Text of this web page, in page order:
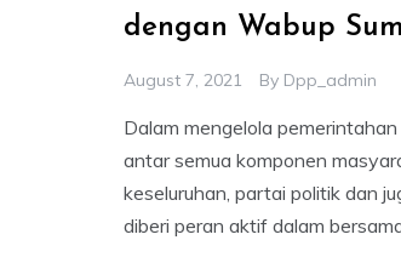
dengan Wabup
August 7, 2021 By Dpp_admin
Dalam mengelola
antar semua komponen
keseluruhan, partai politik dan
diberi peran aktif dalam